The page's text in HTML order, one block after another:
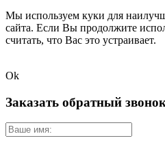
Мы используем куки для
сайта. Если Вы продолжите
считать, что Вас это устраивает.
Ok
Заказать обратный